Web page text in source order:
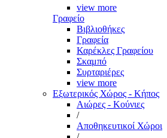
view more
Γραφείο
Βιβλιοθήκες
Γραφεία
Καρέκλες Γραφείου
Σκαμπό
Συρταριέρες
view more
Εξωτερικός Χώρος - Κήπος
Αιώρες - Κούνιες
/
Αποθηκευτικοί Χώροι